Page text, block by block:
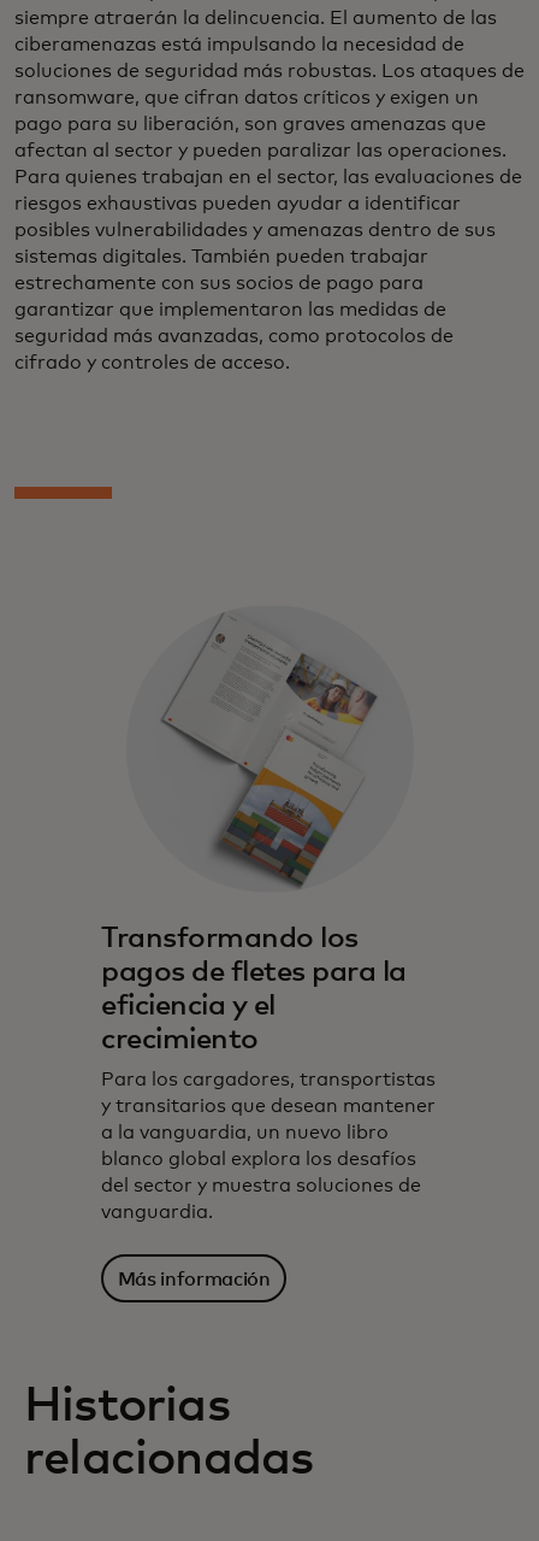
siempre atraerán la delincuencia. El aumento de las
ciberamenazas está impulsando la necesidad de
soluciones de seguridad más robustas. Los ataques de
ransomware, que cifran datos críticos y exigen un
pago para su liberación, son graves amenazas que
afectan al sector y pueden paralizar las operaciones.
Para quienes trabajan en el sector, las evaluaciones de
riesgos exhaustivas pueden ayudar a identificar
posibles vulnerabilidades y amenazas dentro de sus
sistemas digitales. También pueden trabajar
estrechamente con sus socios de pago para
garantizar que implementaron las medidas de
seguridad más avanzadas, como protocolos de
cifrado y controles de acceso.
Transformando los
pagos de fletes para la
eficiencia y el
crecimiento
Para los cargadores, transportistas
y transitarios que desean mantener
a la vanguardia, un nuevo libro
blanco global explora los desafíos
del sector y muestra soluciones de
vanguardia.
Más información
Historias
relacionadas